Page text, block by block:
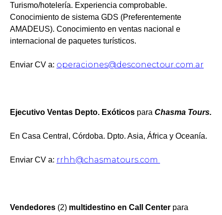
Turismo/hotelería. Experiencia comprobable.
Conocimiento de sistema GDS (Preferentemente
AMADEUS). Conocimiento en ventas nacional e
internacional de paquetes turísticos.
Enviar CV a: operaciones@desconectour.com.ar
Ejecutivo Ventas Depto. Exóticos para Chasma Tours.
En Casa Central, Córdoba. Dpto. Asia, África y Oceanía.
Enviar CV a: rrhh@chasmatours.com
Vendedores (2) multidestino en Call Center para